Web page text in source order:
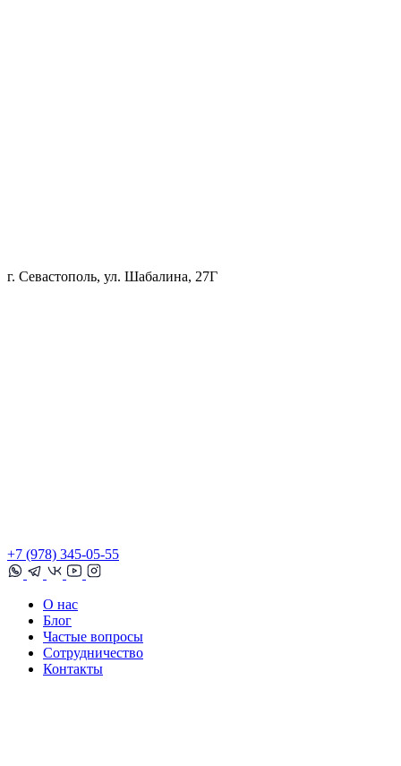
г. Севастополь, ул. Шабалина, 27Г
+7 (978) 345-05-55
О нас
Блог
Частые вопросы
Сотрудничество
Контакты